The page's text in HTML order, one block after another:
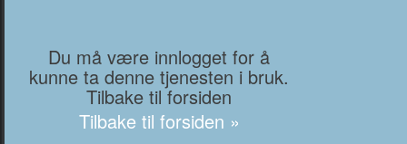
Du må være innlogget for å
kunne ta denne tjenesten i bruk.
Tilbake til forsiden
Tilbake til forsiden »